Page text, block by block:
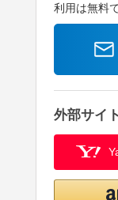
利用は無料
外部サイ